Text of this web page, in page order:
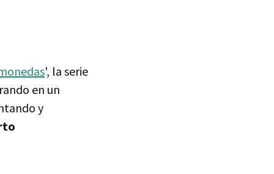
', la serie
en un
y